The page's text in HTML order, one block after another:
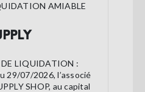
AMIABLE
DE LIQUIDATION :
29/07/2026, l’associé
SHOP, au capital